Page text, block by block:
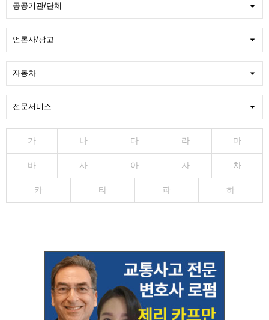
가 나 다 라 마
바 사 아 자 차
카 타 파 하